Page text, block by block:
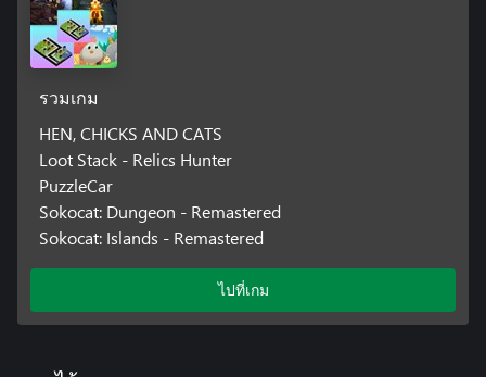
รวมเกม
HEN, CHICKS AND CATS
Loot Stack - Relics Hunter
PuzzleCar
Sokocat: Dungeon - Remastered
Sokocat: Islands - Remastered
ไปที่เกม